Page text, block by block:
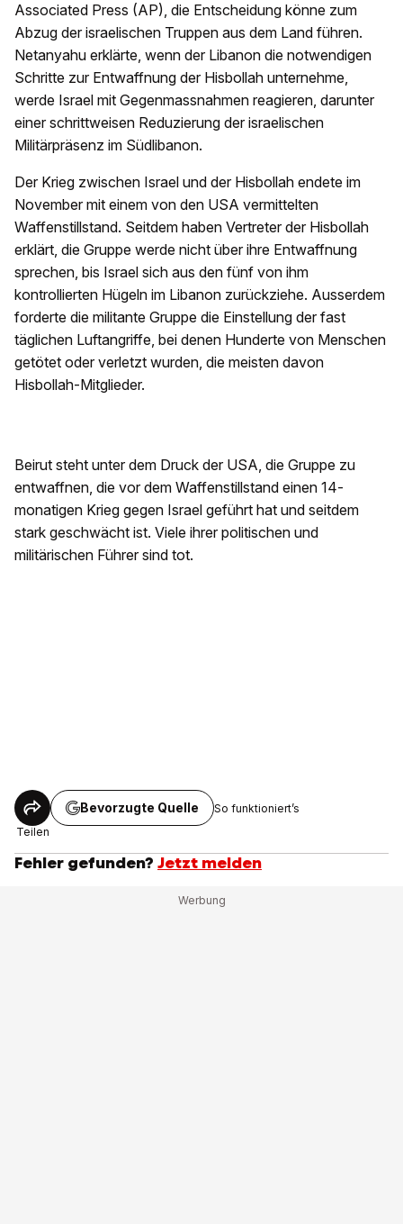
Associated Press (AP), die Entscheidung könne zum
Abzug der israelischen Truppen aus dem Land führen.
Netanyahu erklärte, wenn der Libanon die notwendigen
Schritte zur Entwaffnung der Hisbollah unternehme,
werde Israel mit Gegenmassnahmen reagieren, darunter
einer schrittweisen Reduzierung der israelischen
Militärpräsenz im Südlibanon.
Der Krieg zwischen Israel und der Hisbollah endete im
November mit einem von den USA vermittelten
Waffenstillstand. Seitdem haben Vertreter der Hisbollah
erklärt, die Gruppe werde nicht über ihre Entwaffnung
sprechen, bis Israel sich aus den fünf von ihm
kontrollierten Hügeln im Libanon zurückziehe. Ausserdem
forderte die militante Gruppe die Einstellung der fast
täglichen Luftangriffe, bei denen Hunderte von Menschen
getötet oder verletzt wurden, die meisten davon
Hisbollah-Mitglieder.
Beirut steht unter dem Druck der USA, die Gruppe zu
entwaffnen, die vor dem Waffenstillstand einen 14-
monatigen Krieg gegen Israel geführt hat und seitdem
stark geschwächt ist. Viele ihrer politischen und
militärischen Führer sind tot.
Teilen
Bevorzugte Quelle So funktioniert’s
Fehler gefunden? Jetzt melden